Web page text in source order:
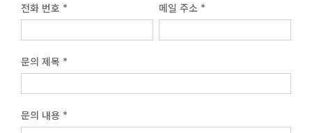
전화 번호 * 메일 주소 *
문의 제목 *
문의 내용 *